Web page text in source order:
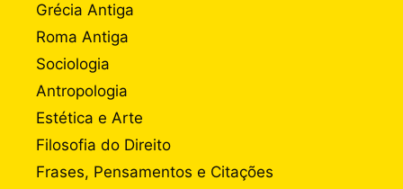
Grécia Antiga
Roma Antiga
Sociologia
Antropologia
Estética e Arte
Filosofia do Direito
Frases, Pensamentos e Citações